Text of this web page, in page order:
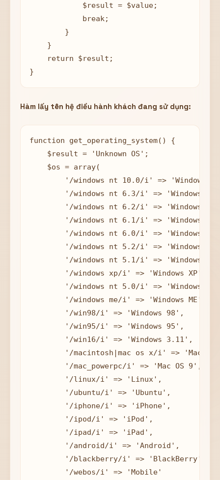
            $result = $value;
            break;
        }
    }
    return $result;
Hàm lấy tên hệ điều hành khách đang sử dụng:
function get_operating_system() {
    $result = 'Unknown OS';
    $os = array(
'/windows nt 10.0/i' => 'Windows
'/windows nt 6.3/i' => 'Windows
        '/windows nt 6.2/i' => 'Windows 8',
        '/windows nt 6.1/i' => 'Windows 7',
'/windows nt 6.0/i' => 'Windows
'/windows nt 5.2/i' => 'Windows
'/windows nt 5.1/i' => 'Windows
        '/windows xp/i' => 'Windows XP',
'/windows nt 5.0/i' => 'Windows
        '/windows me/i' => 'Windows ME',
        '/win98/i' => 'Windows 98',
        '/win95/i' => 'Windows 95',
        '/win16/i' => 'Windows 3.11',
'/macintosh|mac os x/i' => 'Mac OS
        '/mac_powerpc/i' => 'Mac OS 9',
        '/linux/i' => 'Linux',
        '/ubuntu/i' => 'Ubuntu',
        '/iphone/i' => 'iPhone',
        '/ipod/i' => 'iPod',
        '/ipad/i' => 'iPad',
        '/android/i' => 'Android',
        '/blackberry/i' => 'BlackBerry',
        '/webos/i' => 'Mobile'